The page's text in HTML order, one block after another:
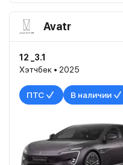
Avatr
12 _3.1
Хэтчбек • 2025
ПТС В наличии